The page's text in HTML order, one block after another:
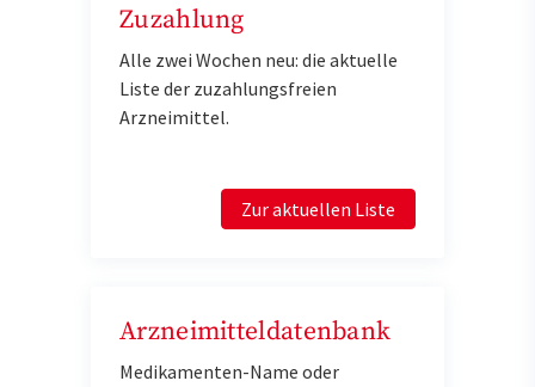
Zuzahlung
Alle zwei Wochen neu: die aktuelle
Liste der zuzahlungsfreien
Arzneimittel.
Zur aktuellen Liste
Arzneimitteldatenbank
Medikamenten-Name oder